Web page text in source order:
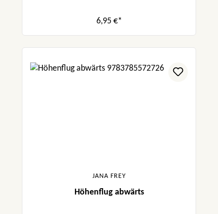
6,95 €*
JANA FREY
Höhenflug abwärts